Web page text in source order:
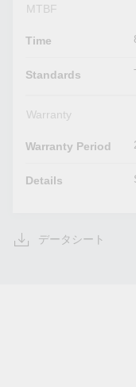
MTBF
Time
Standards
Warranty
Warranty Period
Details
データシート